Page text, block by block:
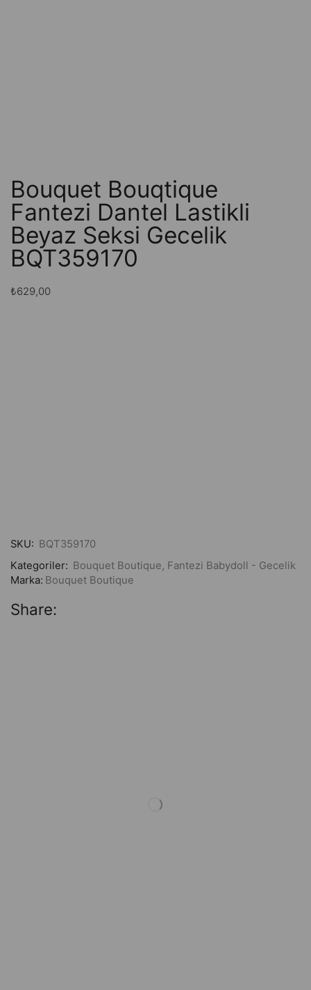
Bouquet Bouqtique
Fantezi Dantel Lastikli
Beyaz Seksi Gecelik
BQT359170
₺629,00
SKU: BQT359170
Kategoriler: Bouquet Boutique, Fantezi Babydoll - Gecelik
Marka: Bouquet Boutique
Share: